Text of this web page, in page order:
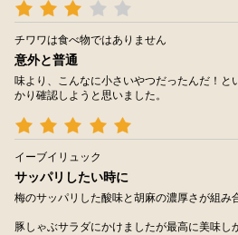
チワワは食べ物ではありません
意外と普通
味より、こんなに小さいやつだったんだ！
かり確認しようと思いました。
イーブイリュック
サッパリしたい時に
梅のサッパリした酸味と胡麻の濃厚さが組み
豚しゃぶサラダにかけましたが最高に美味し